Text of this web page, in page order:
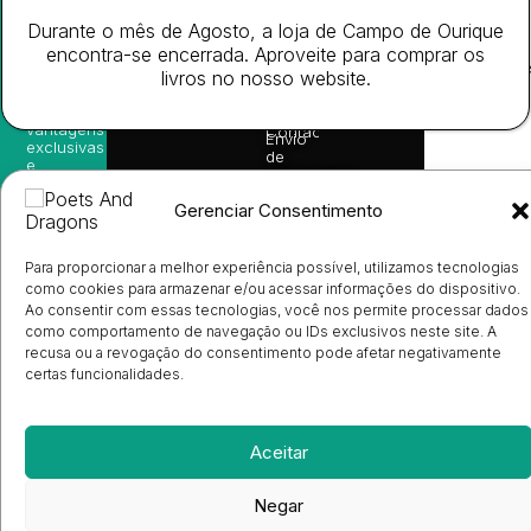
Gerenciar Consentimento
Para proporcionar a melhor experiência possível, utilizamos tecnologias
como cookies para armazenar e/ou acessar informações do dispositivo.
Ao consentir com essas tecnologias, você nos permite processar dados
como comportamento de navegação ou IDs exclusivos neste site. A
recusa ou a revogação do consentimento pode afetar negativamente
certas funcionalidades.
Aceitar
Negar
Eventos
Prémio
Ulysses
Contactos
Envio
de
Manuscritos
de
e
Entrada
de
Livrarias
Cookies
(EU)
Livro de
sugestões
de
leitura,
vantagens
exclusivas
e
diretamente
no seu
e-mail.
Subscrever
os
direitos
Durante o mês de Agosto, a loja de Campo de Ourique
encontra-se encerrada. Aproveite para comprar os
livros no nosso website.